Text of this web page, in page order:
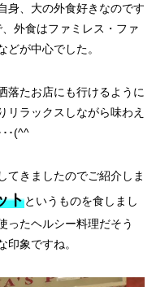
身、大の外食好きなのです
外食はファミレス・ファ
どが中心でした。
落たお店にも行けるように
リラックスしながら味わえ
･(^^ゞ
てきましたのでご紹介しま
トというものを食しまし
ったヘルシー料理だそう
印象ですね。